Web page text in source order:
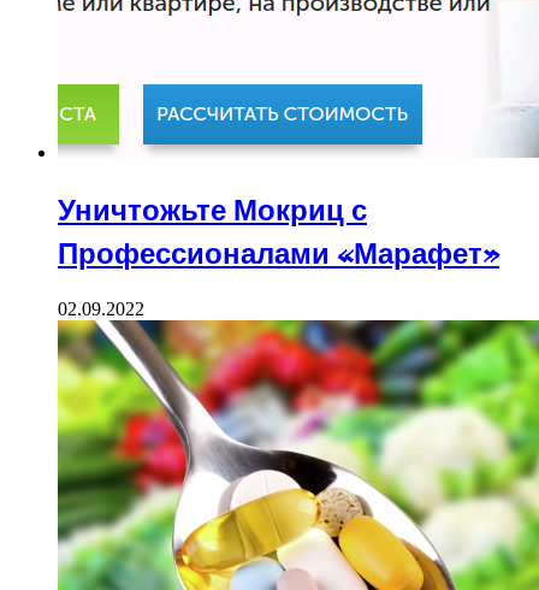
Уничтожьте Мокриц с
Профессионалами «Марафет»
02.09.2022